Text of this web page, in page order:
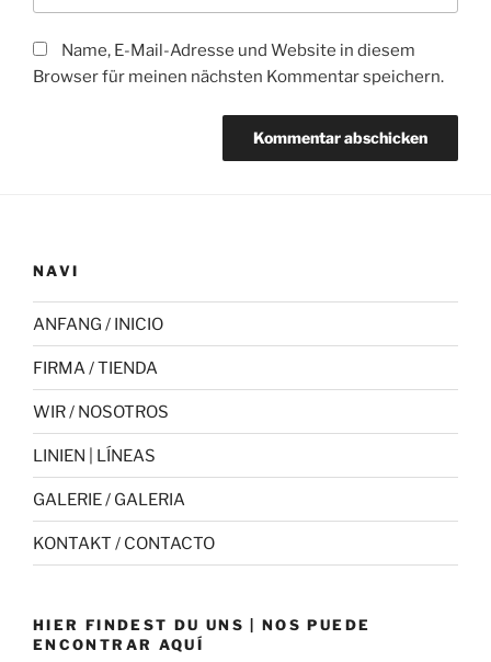
Name, E-Mail-Adresse und Website in diesem
Browser für meinen nächsten Kommentar speichern.
NAVI
ANFANG / INICIO
FIRMA / TIENDA
WIR / NOSOTROS
LINIEN | LÍNEAS
GALERIE / GALERIA
KONTAKT / CONTACTO
HIER FINDEST DU UNS | NOS PUEDE
ENCONTRAR AQUÍ